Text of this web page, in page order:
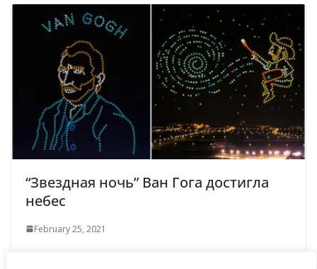
“Звездная ночь” Ван Гога достигла
небес
February 25, 2021